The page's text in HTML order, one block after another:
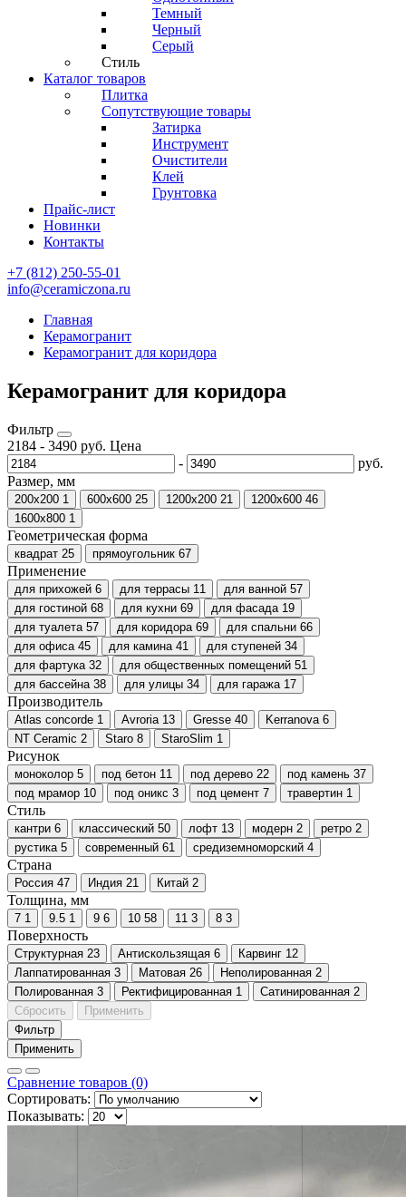
Темный
Черный
Серый
Стиль
Каталог товаров
Плитка
Сопутствующие товары
Затирка
Инструмент
Очистители
Клей
Грунтовка
Прайс-лист
Новинки
Контакты
+7 (812) 250-55-01
info@ceramiczona.ru
Главная
Керамогранит
Керамогранит для коридора
Керамогранит для коридора
Фильтр
2184 - 3490 руб. Цена
-
руб.
Размер, мм
200x200 1 600х600 25 1200х200 21 1200х600 46
1600x800 1
Геометрическая форма
квадрат 25 прямоугольник 67
Применение
для прихожей 6 для террасы 11 для ванной 57
для гостиной 68 для кухни 69 для фасада 19
для туалета 57 для коридора 69 для спальни 66
для офиса 45 для камина 41 для ступеней 34
для фартука 32 для общественных помещений 51
для бассейна 38 для улицы 34 для гаража 17
Производитель
Atlas concorde 1 Avroria 13 Gresse 40 Kerranova 6
NT Ceramic 2 Staro 8 StaroSlim 1
Рисунок
моноколор 5 под бетон 11 под дерево 22 под камень 37
под мрамор 10 под оникс 3 под цемент 7 травертин 1
Стиль
кантри 6 классический 50 лофт 13 модерн 2 ретро 2
рустика 5 современный 61 средиземноморский 4
Страна
Россия 47 Индия 21 Китай 2
Толщина, мм
7 1 9.5 1 9 6 10 58 11 3 8 3
Поверхность
Cтруктурная 23 Антискользящая 6 Карвинг 12
Лаппатированная 3 Матовая 26 Неполированная 2
Полированная 3 Ректифицированная 1 Сатинированная 2
Сбросить
Применить
Фильтр
Применить
Сравнение товаров (0)
Сортировать:
Показывать: